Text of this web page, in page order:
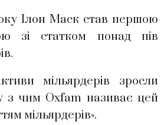
Ілон Маск став першою
зі статком понад пів
мільярдерів зросли
з чим Oxfam називає цей
мільярдерів».